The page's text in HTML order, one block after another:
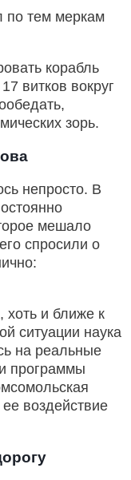
по тем меркам
корабль
витков вокруг
зорь.
непросто. В
мешало
спросили о
и ближе к
ситуации наука
на реальные
программы
воздействие